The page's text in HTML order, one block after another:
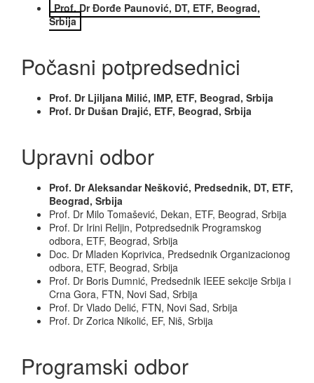
Prof. Dr Đorđe Paunović, DT, ETF, Beograd,
Srbija
Počasni potpredsednici
Prof. Dr Ljiljana Milić, IMP, ETF, Beograd, Srbija
Prof. Dr Dušan Drajić, ETF, Beograd, Srbija
Upravni odbor
Prof. Dr Aleksandar Nešković, Predsednik, DT, ETF,
Beograd, Srbija
Prof. Dr Milo Tomašević, Dekan, ETF, Beograd, Srbija
Prof. Dr Irini Reljin, Potpredsednik Programskog
odbora, ETF, Beograd, Srbija
Doc. Dr Mladen Koprivica, Predsednik Organizacionog
odbora, ETF, Beograd, Srbija
Prof. Dr Boris Dumnić, Predsednik IEEE sekcije Srbija i
Crna Gora, FTN, Novi Sad, Srbija
Prof. Dr Vlado Delić, FTN, Novi Sad, Srbija
Prof. Dr Zorica Nikolić, EF, Niš, Srbija
Programski odbor